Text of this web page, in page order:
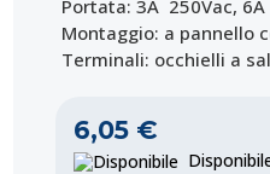
Portata: 3A 250Vac,
Montaggio: a pannello
Terminali: occhielli a
6,05 €